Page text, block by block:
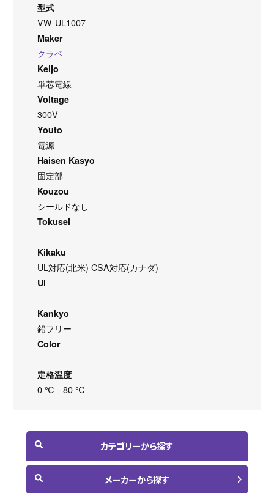
型式
VW-UL1007
Maker
クラベ
Keijo
単芯電線
Voltage
300V
Youto
電源
Haisen Kasyo
固定部
Kouzou
シールドなし
Tokusei
Kikaku
UL対応(北米) CSA対応(カナダ)
Ul
Kankyo
鉛フリー
Color
定格温度
0 ℃ - 80 ℃
カテゴリーから探す
メーカーから探す